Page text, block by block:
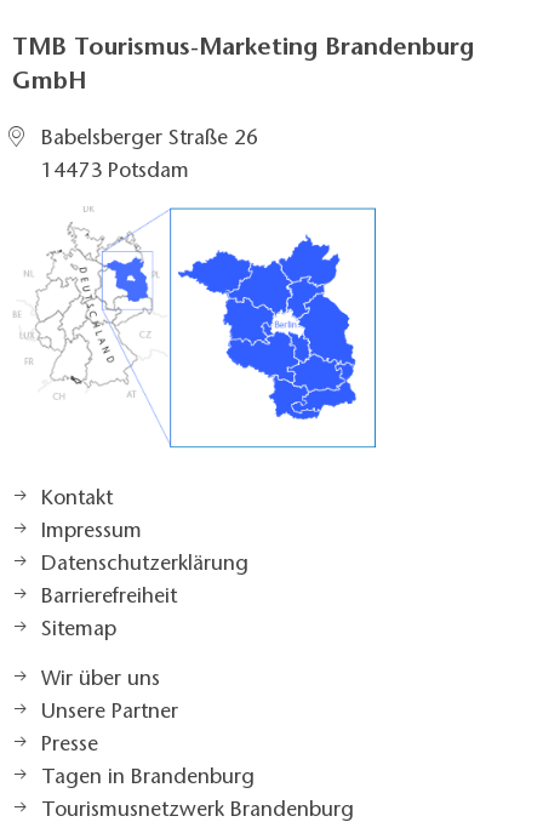
TMB Tourismus-Marketing Brandenburg
GmbH
Babelsberger Straße 26
14473 Potsdam
Kontakt
Impressum
Datenschutzerklärung
Barrierefreiheit
Sitemap
Wir über uns
Unsere Partner
Presse
Tagen in Brandenburg
Tourismusnetzwerk Brandenburg